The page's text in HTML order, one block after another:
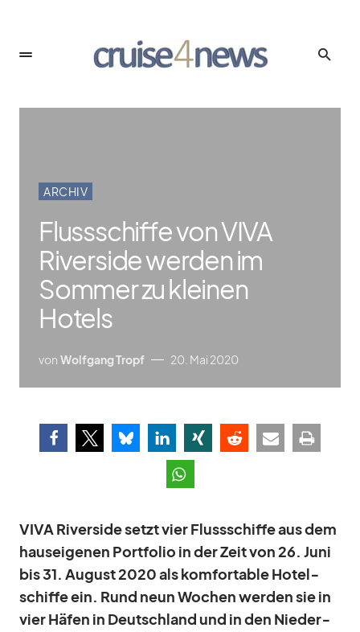
ARCHIV
Flussschiffe von VIVA
Riverside werden im
Sommer zu kleinen
Hotels
von Wolfgang Tropf 20. Mai 2020
VIVA Ri­ver­side setzt vier Fluss­schiffe aus dem
haus­ei­ge­nen Port­fo­lio in der Zeit von 26. Juni
bis 31. Au­gust 2020 als kom­for­ta­ble Ho­tel­
schiffe ein. Rund neun Wo­chen wer­den sie in
vier Hä­fen in Deutsch­land und in den Nie­der­